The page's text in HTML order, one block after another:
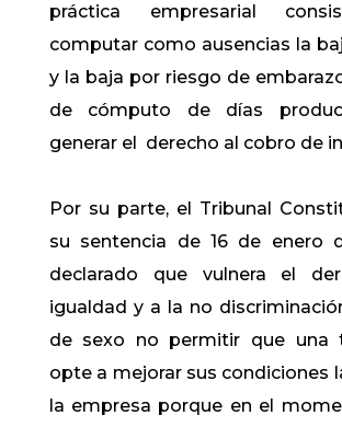
práctica empresarial
computar como ausencias la
y la baja por riesgo de
de cómputo de días
generar el derecho al cobro de
Por su parte, el Tribunal
su sentencia de 16 de enero
declarado que vulnera el
igualdad y a la no
de sexo no permitir que una
opte a mejorar sus condiciones
la empresa porque en el